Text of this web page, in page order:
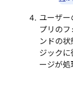
ユーザー
プリの
ンドの
ジックに
ージが処